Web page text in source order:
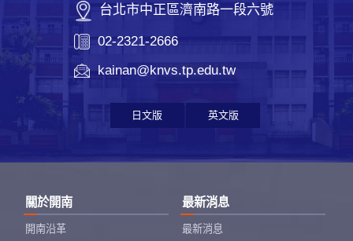
台北市中正區濟南路一段六號
02-2321-2666
kainan@knvs.tp.edu.tw
日文版 英文版
關於開南
開南沿革
最新消息
最新消息